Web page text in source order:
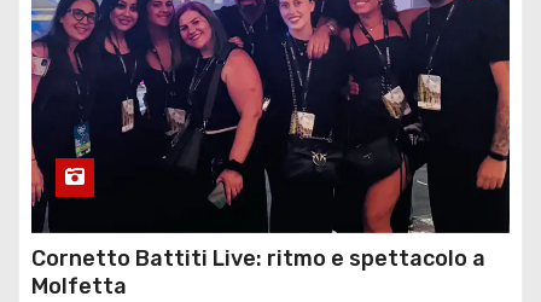
Cornetto Battiti Live: ritmo e spettacolo a
Molfetta